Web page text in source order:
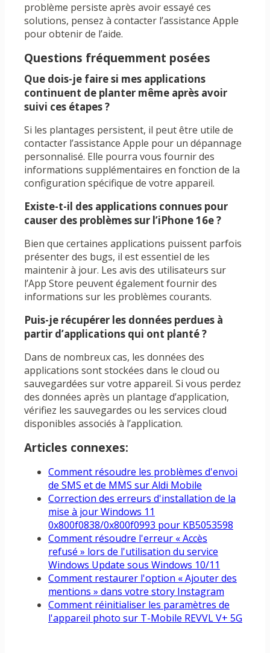
problème persiste après avoir essayé ces
solutions, pensez à contacter l’assistance Apple
pour obtenir de l’aide.
Questions fréquemment posées
Que dois-je faire si mes applications
continuent de planter même après avoir
suivi ces étapes ?
Si les plantages persistent, il peut être utile de
contacter l’assistance Apple pour un dépannage
personnalisé. Elle pourra vous fournir des
informations supplémentaires en fonction de la
configuration spécifique de votre appareil.
Existe-t-il des applications connues pour
causer des problèmes sur l’iPhone 16e ?
Bien que certaines applications puissent parfois
présenter des bugs, il est essentiel de les
maintenir à jour. Les avis des utilisateurs sur
l’App Store peuvent également fournir des
informations sur les problèmes courants.
Puis-je récupérer les données perdues à
partir d’applications qui ont planté ?
Dans de nombreux cas, les données des
applications sont stockées dans le cloud ou
sauvegardées sur votre appareil. Si vous perdez
des données après un plantage d’application,
vérifiez les sauvegardes ou les services cloud
disponibles associés à l’application.
Articles connexes:
Comment résoudre les problèmes d'envoi
de SMS et de MMS sur Aldi Mobile
Correction des erreurs d'installation de la
mise à jour Windows 11
0x800f0838/0x800f0993 pour KB5053598
Comment résoudre l'erreur « Accès
refusé » lors de l'utilisation du service
Windows Update sous Windows 10/11
Comment restaurer l'option « Ajouter des
mentions » dans votre story Instagram
Comment réinitialiser les paramètres de
l'appareil photo sur T-Mobile REVVL V+ 5G